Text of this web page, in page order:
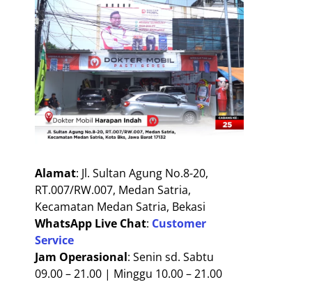
Alamat: Jl. Sultan Agung No.8-20,
RT.007/RW.007, Medan Satria,
Kecamatan Medan Satria, Bekasi
WhatsApp Live Chat: Customer
Service
Jam Operasional: Senin sd. Sabtu
09.00 – 21.00 | Minggu 10.00 – 21.00